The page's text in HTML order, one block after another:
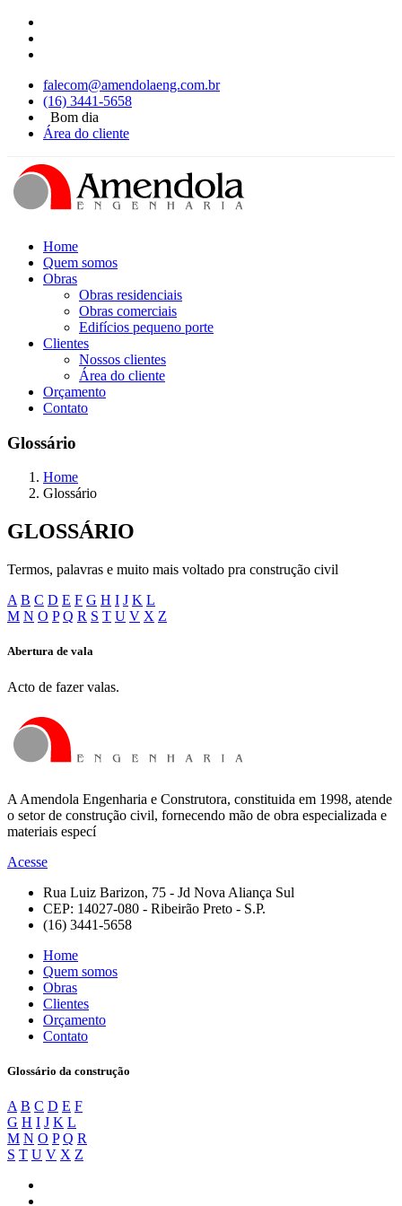
falecom@amendolaeng.com.br
(16) 3441-5658
Bom dia
Área do cliente
Home
Quem somos
Obras
Obras residenciais
Obras comerciais
Edifícios pequeno porte
Clientes
Nossos clientes
Área do cliente
Orçamento
Contato
Glossário
Home
Glossário
GLOSSÁRIO
Termos, palavras e muito mais voltado pra construção civil
A B C D E F G H I J K L
M N O P Q R S T U V X Z
Abertura de vala
Acto de fazer valas.
A Amendola Engenharia e Construtora, constituida em 1998, atende
o setor de construção civil, fornecendo mão de obra especializada e
materiais especí
Acesse
Rua Luiz Barizon, 75 - Jd Nova Aliança Sul
CEP: 14027-080 - Ribeirão Preto - S.P.
(16) 3441-5658
Home
Quem somos
Obras
Clientes
Orçamento
Contato
Glossário da construção
A B C D E F
G H I J K L
M N O P Q R
S T U V X Z